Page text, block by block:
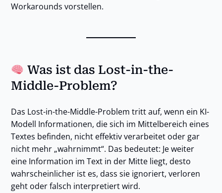
Workarounds vorstellen.
Was ist das Lost-in-the-
Middle-Problem?
Das Lost-in-the-Middle-Problem tritt auf, wenn ein KI-
Modell Informationen, die sich im Mittelbereich eines
Textes befinden, nicht effektiv verarbeitet oder gar
nicht mehr „wahrnimmt“. Das bedeutet: Je weiter
eine Information im Text in der Mitte liegt, desto
wahrscheinlicher ist es, dass sie ignoriert, verloren
geht oder falsch interpretiert wird.